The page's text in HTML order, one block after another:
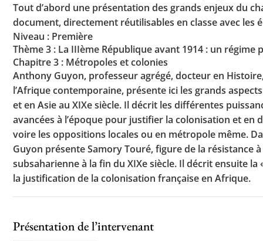
Critique d’ouvrages publiés
Culture
Tout d’abord une présentation des grands enjeux du
document, directement réutilisables en classe avec les
Niveau : Première
Thème 3 : La IIIème République avant 1914 : un
Chapitre 3 : Métropoles et colonies
Anthony Guyon, professeur agrégé, docteur en
l’Afrique contemporaine, présente ici les grands
et en Asie au XIXe siècle. Il décrit les différentes
avancées à l’époque pour justifier la colonisation et en
voire les oppositions locales ou en métropole même.
Guyon présente Samory Touré, figure de la résistance
subsaharienne à la fin du XIXe siècle. Il décrit ensuite la
la justification de la colonisation française en Afrique.
Présentation de l’intervenant